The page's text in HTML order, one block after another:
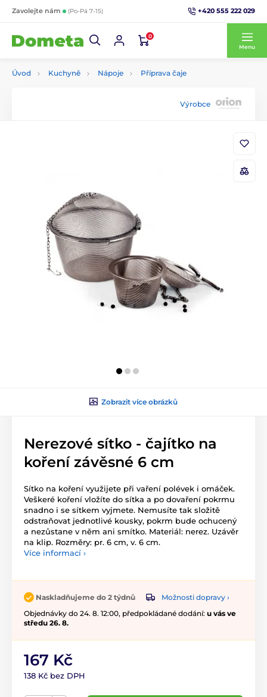
Zavolejte nám (Po-Pá 7-15) +420 555 222 029
0
Menu
Úvod Kuchyně Nápoje Příprava čaje
Výrobce
Zobrazit více obrázků
Nerezové sítko - čajítko na
koření závěsné 6 cm
Sítko na koření využijete při vaření polévek i omáček.
Veškeré koření vložíte do sítka a po dovaření pokrmu
snadno i se sítkem vyjmete. Nemusíte tak složitě
odstraňovat jednotlivé kousky, pokrm bude ochucený
a nezůstane v něm ani smítko. Materiál: nerez. Uzávěr
na klip. Rozměry: pr. 6 cm, v. 6 cm.
Více informací ›
Naskladňujeme do 2 týdnů
Možnosti dopravy ›
Objednávky do 24. 8. 12:00, předpokládané dodání: u vás ve
středu 26. 8.
167 Kč
138 Kč bez DPH